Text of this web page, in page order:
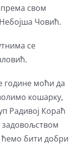
свом
Небојша Човић.
се
године моћи да
кошарку,
Радивој Кораћ
задовољством
ћемо бити добри